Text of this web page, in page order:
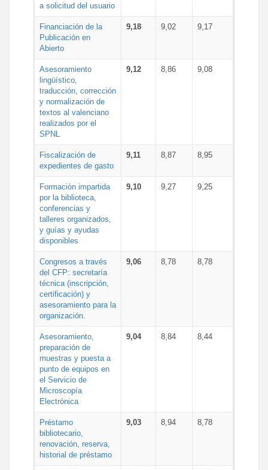
a solicitud del usuario
Financiación de la
Publicación en
Abierto
9,18 9,02 9,17
Asesoramiento
lingüístico,
traducción, corrección
y normalización de
textos al valenciano
realizados por el
SPNL
9,12 8,86 9,08
Fiscalización de
expedientes de gasto
9,11 8,87 8,95
Formación impartida
por la biblioteca,
conferencias y
talleres organizados,
y guías y ayudas
disponibles
9,10 9,27 9,25
Congresos a través
del CFP: secretaría
técnica (inscripción,
certificación) y
asesoramiento para la
organización.
9,06 8,78 8,78
Asesoramiento,
preparación de
muestras y puesta a
punto de equipos en
el Servicio de
Microscopía
Electrónica
9,04 8,84 8,44
Préstamo
bibliotecario,
renovación, reserva,
historial de préstamo
9,03 8,94 8,78